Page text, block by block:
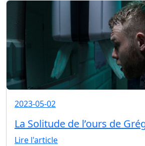
2023-05-02
La Solitude de l’ours de
Lire l'article